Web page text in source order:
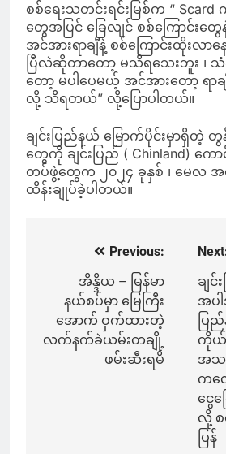
စစ်ရေးသတင်းရင်းမြစ်က “ Scard
တွေအပြင် ခြေလျင် စစ်ကြောင်း
အင်အားရာချီနဲ့ စစ်ကြောင်းထိုး
ပြီလဲဆိုတာတော့ မသိရသေးဘူး ၊ သံ
တော့ မပါပေမယ့် အင်အားတော့ ရာ
လို့ သိရတယ်” လို့ပြောပါတယ်။
ချင်းပြည်နယ် မြောက်ပိုင်းမှာရှိတဲ့ တွန်
တွေကို ချင်းပြည် ( Chinland) က
တပ်ဖွဲ့တွေက ၂၀၂၄ ခုနှစ် ၊ မေလ
ထိန်းချုပ်ခဲ့ပါတယ်။
navigation
Previous:
အိန္ဒိယ – မြန်မာ
နယ်စပ်မှာ မြေကြီး
အောက် ဝှက်ထားတဲ့
လက်နက်ခဲယမ်းတချို့
ဖမ်းဆီးရမိ
ချင်
အပ
ပြ
ကိုယ်
အသ
ကလ
ငွေ
လို့
ပြန်